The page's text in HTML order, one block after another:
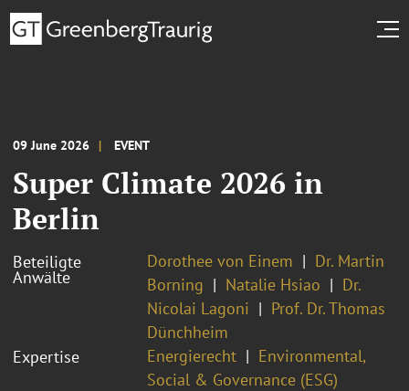
09 June 2026 EVENT
Super Climate 2026 in
Berlin
Beteiligte
Anwälte
Dorothee von Einem
Dr. Martin
Borning
Natalie Hsiao
Dr.
Nicolai Lagoni
Prof. Dr. Thomas
Dünchheim
Expertise
Energierecht
Environmental,
Social & Governance (ESG)